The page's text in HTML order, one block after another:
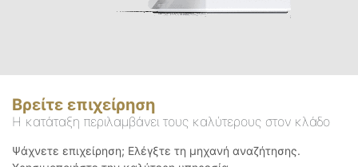
Βρείτε επιχείρηση
Η κατάταξη περιλαμβάνει τους καλύτερους στον κλάδο
Ψάχνετε επιχείρηση; Ελέγξτε τη μηχανή αναζήτησης.